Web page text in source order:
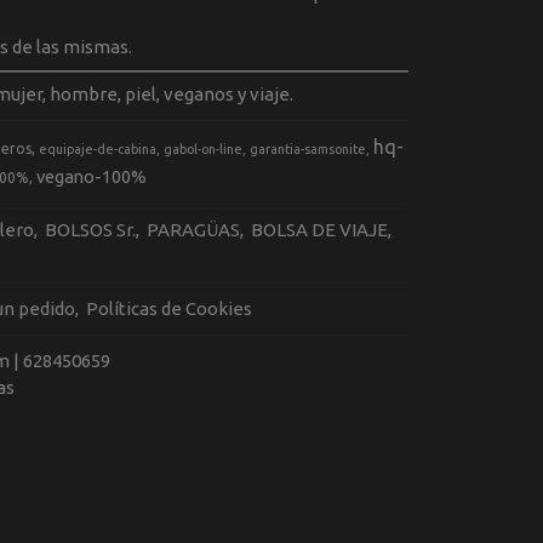
de las mismas.
hombre, piel, veganos y viaje.
equipaje-de-cabina gabol-on-line garantia-samsonite
hq-
vegano-100%
BOLSOS Sr. PARAGÜAS
BOLSA DE VIAJE
pedido Políticas de Cookies
| 628450659